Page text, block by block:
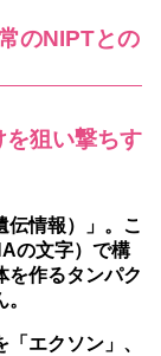
のNIPTとの
狙い撃ちす
伝情報）」。こ
の文字）で構
を作るタンパク
エクソン」、